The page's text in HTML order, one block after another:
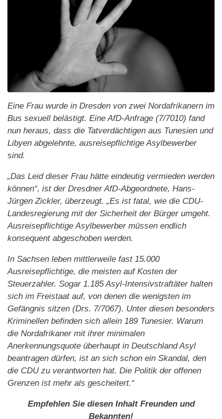
Eine Frau wurde in Dresden von zwei Nordafrikanern im
Bus sexuell belästigt. Eine AfD-Anfrage (7/7010) fand
nun heraus, dass die Tatverdächtigen aus Tunesien und
Libyen abgelehnte, ausreisepflichtige Asylbewerber
sind.
„Das Leid dieser Frau hätte eindeutig vermieden werden
können“, ist der Dresdner AfD-Abgeordnete, Hans-
Jürgen Zickler, überzeugt. „Es ist fatal, wie die CDU-
Landesregierung mit der Sicherheit der Bürger umgeht.
Ausreisepflichtige Asylbewerber müssen endlich
konsequent abgeschoben werden.
In Sachsen leben mittlerweile fast 15.000
Ausreisepflichtige, die meisten auf Kosten der
Steuerzahler. Sogar 1.185 Asyl-Intensivstraftäter halten
sich im Freistaat auf, von denen die wenigsten im
Gefängnis sitzen (Drs. 7/7067). Unter diesen besonders
Kriminellen befinden sich allein 189 Tunesier. Warum
die Nordafrikaner mit ihrer minimalen
Anerkennungsquote überhaupt in Deutschland Asyl
beantragen dürfen, ist an sich schon ein Skandal, den
die CDU zu verantworten hat. Die Politik der offenen
Grenzen ist mehr als gescheitert.“
Empfehlen Sie diesen Inhalt Freunden und
Bekannten!